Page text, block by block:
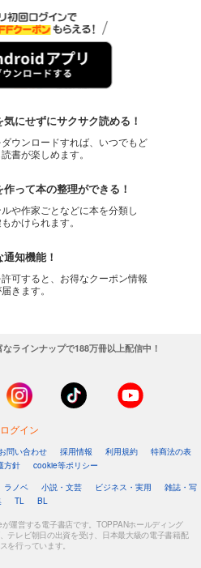
気にせずにサクサク読める！
ウンロードすれば、いつでもど
書が楽しめます。
作って本の整理ができる！
や作家ごとなどに本を分類し
かけられます。
通知機能！
可すると、お得なクーポン情報
きます。
ラインナップで188万冊以上配信中！
ログイン
問い合わせ 採用情報 利用規約
特商法の表
方針
cookie等ポリシー
ラノベ 小説・文芸 ビジネス・実用
雑誌・写
TL BL
運営する電子書店です。TOPPANホールディング
テレビ朝日の出資を受け、日本最大級の電子書籍配
を行っています。